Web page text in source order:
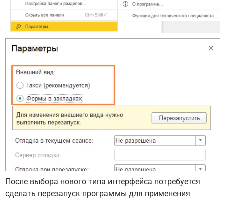
После выбора нового типа интерфейса потребуется
сделать перезапуск программы для применения